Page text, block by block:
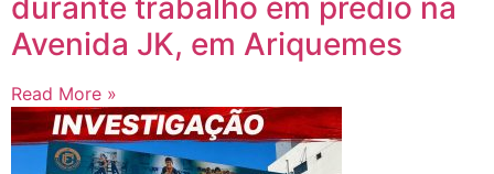
durante trabalho em prédio na
Avenida JK, em Ariquemes
Read More »